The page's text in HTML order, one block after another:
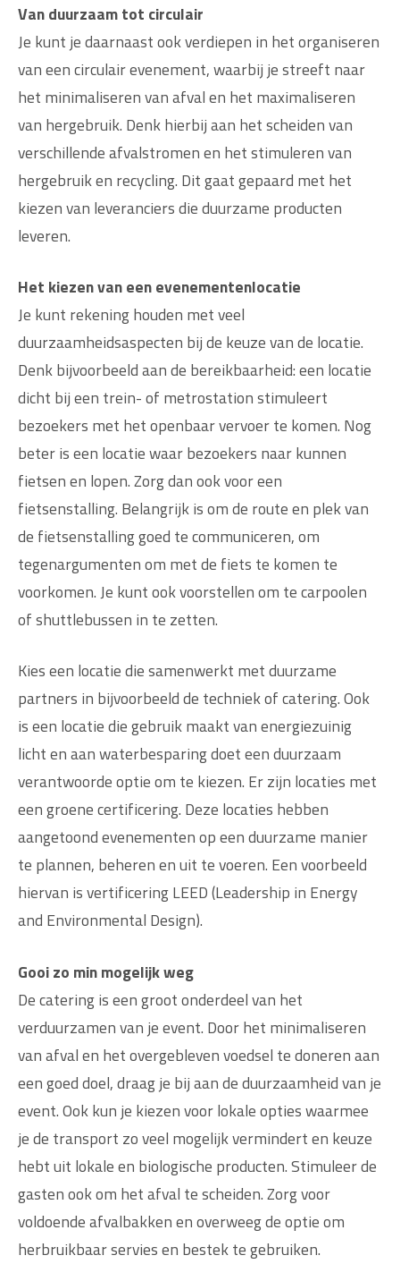
Van duurzaam tot circulair
Je kunt je daarnaast ook verdiepen in het organiseren
van een circulair evenement, waarbij je streeft naar
het minimaliseren van afval en het maximaliseren
van hergebruik. Denk hierbij aan het scheiden van
verschillende afvalstromen en het stimuleren van
hergebruik en recycling. Dit gaat gepaard met het
kiezen van leveranciers die duurzame producten
leveren.
Het kiezen van een evenementenlocatie
Je kunt rekening houden met veel
duurzaamheidsaspecten bij de keuze van de locatie.
Denk bijvoorbeeld aan de bereikbaarheid: een locatie
dicht bij een trein- of metrostation stimuleert
bezoekers met het openbaar vervoer te komen. Nog
beter is een locatie waar bezoekers naar kunnen
fietsen en lopen. Zorg dan ook voor een
fietsenstalling. Belangrijk is om de route en plek van
de fietsenstalling goed te communiceren, om
tegenargumenten om met de fiets te komen te
voorkomen. Je kunt ook voorstellen om te carpoolen
of shuttlebussen in te zetten.
Kies een locatie die samenwerkt met duurzame
partners in bijvoorbeeld de techniek of catering. Ook
is een locatie die gebruik maakt van energiezuinig
licht en aan waterbesparing doet een duurzaam
verantwoorde optie om te kiezen. Er zijn locaties met
een groene certificering. Deze locaties hebben
aangetoond evenementen op een duurzame manier
te plannen, beheren en uit te voeren. Een voorbeeld
hiervan is vertificering LEED (Leadership in Energy
and Environmental Design).
Gooi zo min mogelijk weg
De catering is een groot onderdeel van het
verduurzamen van je event. Door het minimaliseren
van afval en het overgebleven voedsel te doneren aan
een goed doel, draag je bij aan de duurzaamheid van je
event. Ook kun je kiezen voor lokale opties waarmee
je de transport zo veel mogelijk vermindert en keuze
hebt uit lokale en biologische producten. Stimuleer de
gasten ook om het afval te scheiden. Zorg voor
voldoende afvalbakken en overweeg de optie om
herbruikbaar servies en bestek te gebruiken.